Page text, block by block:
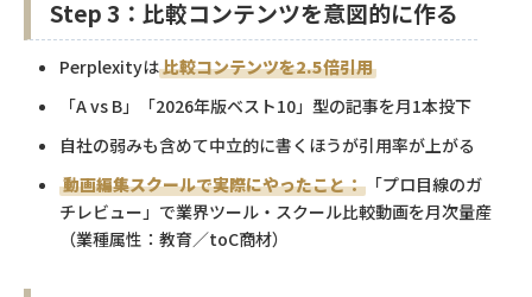
Step 3：比較コンテンツを意図的に作る
Perplexityは比較コンテンツを2.5倍引用
「A vs B」「2026年版ベスト10」型の記事を月1本投下
自社の弱みも含めて中立的に書くほうが引用率が上がる
動画編集スクールで実際にやったこと： 「プロ目線のガ
チレビュー」で業界ツール・スクール比較動画を月次量産
（業種属性：教育／toC商材）